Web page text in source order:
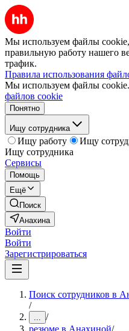
Мы используем файлы
правильную работу нашего
трафик.
Правила использования
Мы используем файлы cookie.
файлов cookie
Понятно
Ищу сотрудника
Ищу работу
Ищу
Ищу сотрудника
Сервисы
Помощь
Ещё
Поиск
Анахина
Войти
Войти
Зарегистрироваться
Поиск сотрудников в
/
... /
резюме в Анахиной/